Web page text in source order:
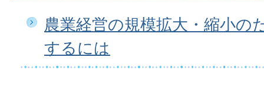
農業経営の規模拡大・縮小の
するには